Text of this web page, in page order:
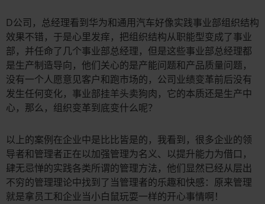
D公司，总经理看到华为和通用汽车好像实践事业部组织结构
效果不错，于是心里发痒，把组织结构从职能型变成了事业
部，并任命了几个事业部总经理，但是这些事业部总经理都
是生产制造导向，他们关心的是产能问题和产品质量问题，
没有一个人愿意见客户和跑市场的，公司业绩变革前后没有
发生任何变化，事业部挂羊头卖狗肉，它的本质还是生产中
心，那么，组织变革到底变什么呢？
以上的案例在企业中是比比皆是的，我看到，很多企业的领
导者和管理者正在以加强管理为名义、以提升能力为借口，
肆无忌惮的实践各类所谓的管理方法，他们显然已经从层出
不穷的管理理论中找到了当管理者的乐趣和快感：原来管理
就是拿员工和企业当小白鼠玩耍一样的开心事情啊！